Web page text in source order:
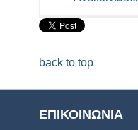
back to top
ΕΠΙΚΟΙΝΩΝΙΑ